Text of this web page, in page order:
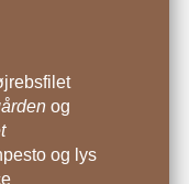
og
og lys